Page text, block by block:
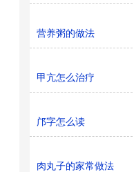
营养粥的做法
甲亢怎么治疗
邝字怎么读
肉丸子的家常做法